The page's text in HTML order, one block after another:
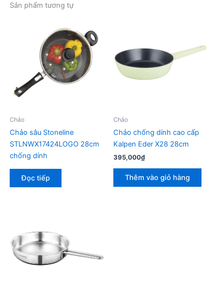
Sản phẩm tương tự
Chảo
Chảo sâu Stoneline
STLNWX17424LOGO 28cm
chống dính
Đọc tiếp
Chảo
Chảo chống dính cao cấp
Kalpen Eder X28 28cm
395,000₫
Thêm vào giỏ hàng